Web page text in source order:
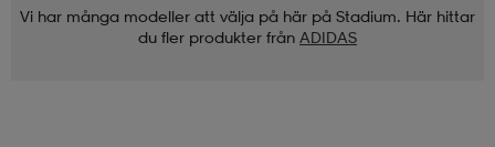
Vi har många modeller att välja på här på Stadium. Här hittar
du fler produkter från ADIDAS